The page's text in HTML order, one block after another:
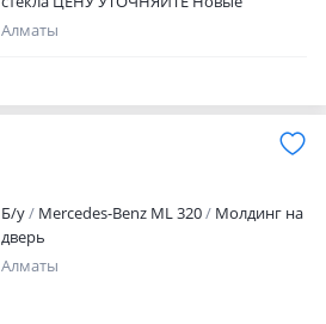
оригинальные в хорошем качестве
Алматы
Б/y Mercedes-Benz ML 320
Молдинг на
дверь
Алматы